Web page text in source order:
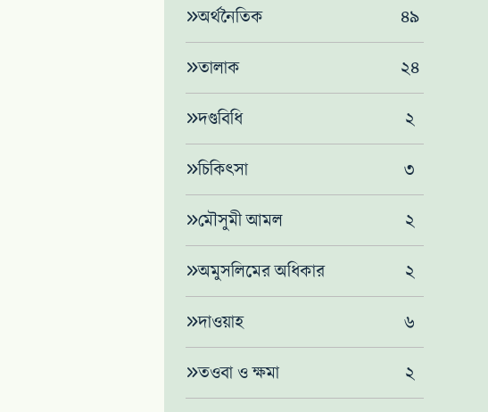
অর্থনৈতিক ৪৯
তালাক ২৪
দণ্ডবিধি ২
চিকিৎসা ৩
মৌসুমী আমল ২
অমুসলিমের অধিকার ২
দাওয়াহ ৬
তওবা ও ক্ষমা ২